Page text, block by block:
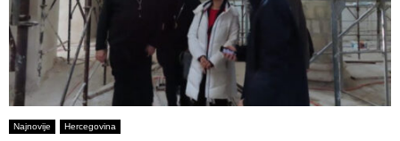
Najnovije Hercegovina